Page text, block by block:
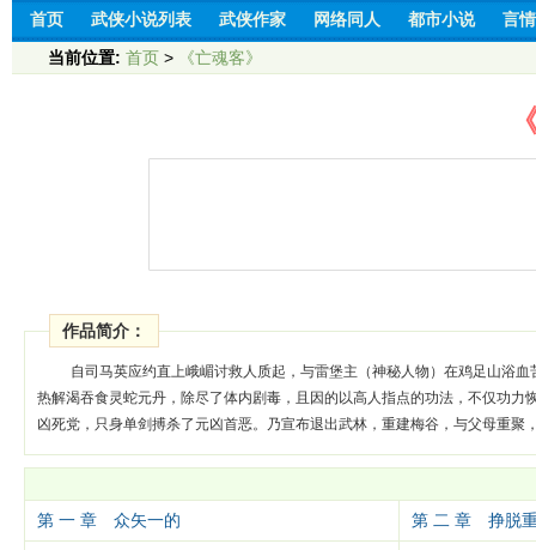
首页 武侠小说列表 武侠作家 网络同人 都市小说 言
当前位置: 首页 > 《亡魂客》
作品简介：
自司马英应约直上峨嵋讨救人质起，与雷堡主（神秘人物）在鸡足山浴
热解渴吞食灵蛇元丹，除尽了体内剧毒，且因的以高人指点的功法，不仅功
凶死党，只身单剑搏杀了元凶首恶。乃宣布退出武林，重建梅谷，与父母重聚
第 一 章 众矢一的 第 二 章 挣脱